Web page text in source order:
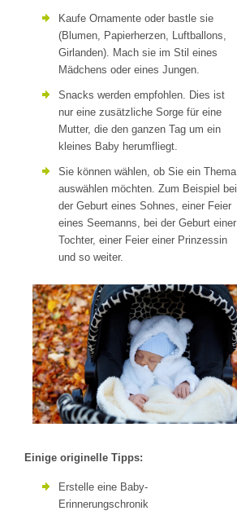
Kaufe Ornamente oder bastle sie
(Blumen, Papierherzen, Luftballons,
Girlanden). Mach sie im Stil eines
Mädchens oder eines Jungen.
Snacks werden empfohlen. Dies ist
nur eine zusätzliche Sorge für eine
Mutter, die den ganzen Tag um ein
kleines Baby herumfliegt.
Sie können wählen, ob Sie ein Thema
auswählen möchten. Zum Beispiel bei
der Geburt eines Sohnes, einer Feier
eines Seemanns, bei der Geburt einer
Tochter, einer Feier einer Prinzessin
und so weiter.
Einige originelle Tipps:
Erstelle eine Baby-
Erinnerungschronik